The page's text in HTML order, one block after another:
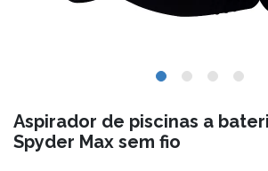
Aspirador de piscinas a
Spyder Max sem fio